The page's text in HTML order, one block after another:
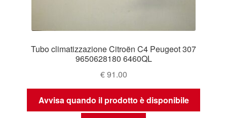
Tubo climatizzazione Citroën C4 Peugeot 307
9650628180 6460QL
€91.00
Avvisa quando il prodotto è disponibile